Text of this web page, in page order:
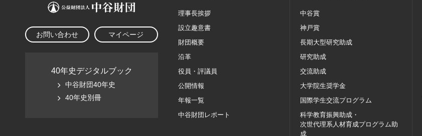
お問い合わせ マイページ
40年史デジタルブック
中谷財団40年史
40年史別冊
理事長挨拶
設立趣意書
財団概要
沿革
役員・評議員
公開情報
年報一覧
中谷財団レポート
中谷賞
神戸賞
長期大型研究助成
研究助成
交流助成
大学院生奨学金
国際学生交流プログラム
科学教育振興助成・
次世代理系人材育成プログラム助
成